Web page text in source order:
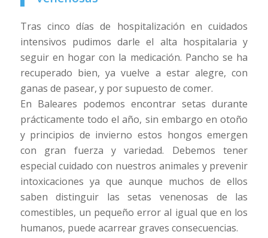
Tras cinco días de hospitalización en cuidados
intensivos pudimos darle el alta hospitalaria y
seguir en hogar con la medicación. Pancho se ha
recuperado bien, ya vuelve a estar alegre, con
ganas de pasear, y por supuesto de comer.
En Baleares podemos encontrar setas durante
prácticamente todo el año, sin embargo en otoño
y principios de invierno estos hongos emergen
con gran fuerza y variedad. Debemos tener
especial cuidado con nuestros animales y prevenir
intoxicaciones ya que aunque muchos de ellos
saben distinguir las setas venenosas de las
comestibles, un pequeño error al igual que en los
humanos, puede acarrear graves consecuencias.